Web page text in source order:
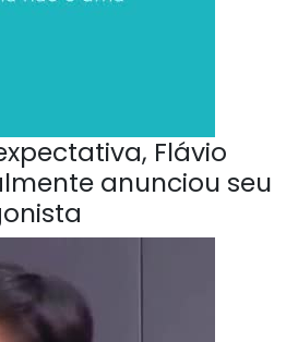
Flávio
anunciou seu